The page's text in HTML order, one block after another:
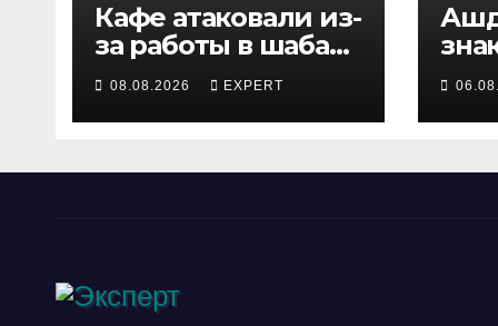
Кафе атаковали из-
за работы в шабат:
Авигдор Либерман
приехал
поддержать
08.08.2026 EXPERT
за